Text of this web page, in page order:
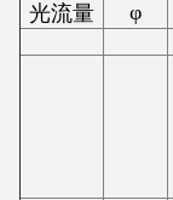
光流量 φ